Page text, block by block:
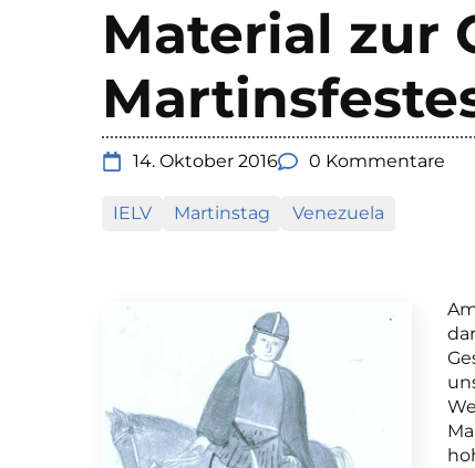
Material zur
14. Oktober 2016 0 Kommentare
IELV Martinstag Venezuela